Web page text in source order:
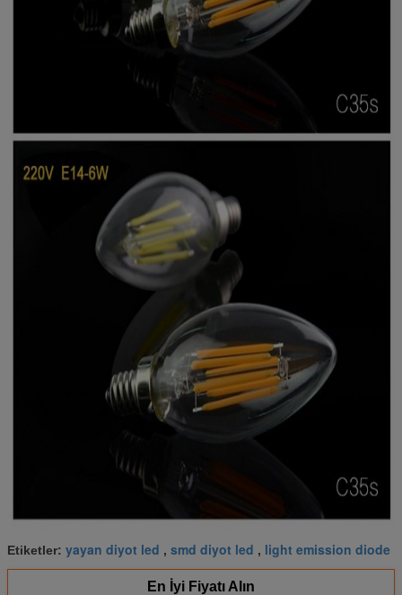
Etiketler: yayan diyot led , smd diyot led , light emission diode
En İyi Fiyatı Alın